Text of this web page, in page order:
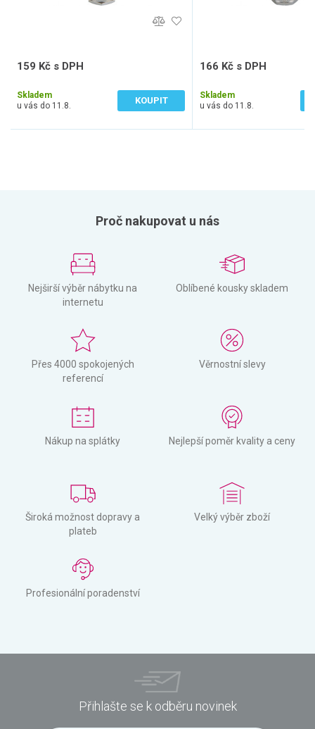
159 Kč s DPH
Skladem
u vás do 11.8.
KOUPIT
166 Kč s DPH
Skladem
u vás do 11.8.
Proč nakupovat u nás
Nejširší výběr nábytku na
internetu
Oblíbené kousky skladem
Přes 4000 spokojených
referencí
Věrnostní slevy
Nákup na splátky Nejlepší poměr kvality a ceny
Široká možnost dopravy a
plateb
Velký výběr zboží
Profesionální poradenství
Přihlašte se k odběru novinek